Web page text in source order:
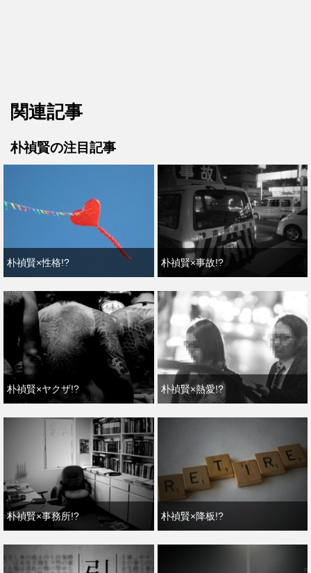
関連記事
朴禎賢の注目記事
朴禎賢×性格!? 朴禎賢×事故!?
朴禎賢×ヤクザ!? 朴禎賢×熱愛!?
朴禎賢×事務所!? 朴禎賢×降板!?